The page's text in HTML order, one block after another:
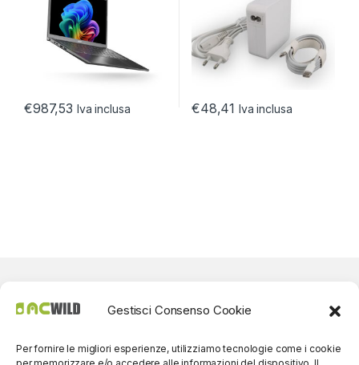
Gestisci Consenso Cookie
Per fornire le migliori esperienze, utilizziamo tecnologie come i cookie
€987,53 Iva inclusa €48,41 Iva inclusa